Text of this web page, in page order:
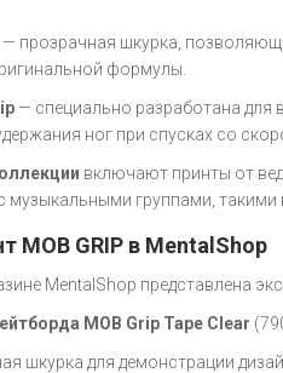
— прозрачная шкурка,
формулы.
— специально разработана для
ног при спусках со
включают принты от
музыкальными группами, такими
MOB GRIP в MentalShop
MentalShop представлена
MOB Grip Tape Clear
шкурка для демонстрации